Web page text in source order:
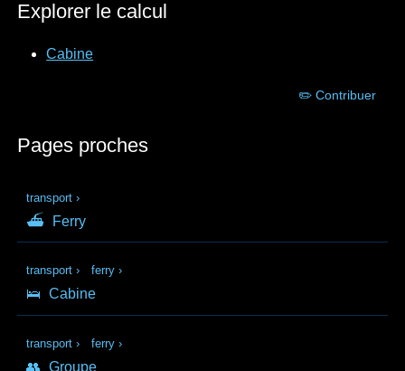
Explorer le calcul
Cabine
✏️ Contribuer
Pages proches
transport ›
⛴ Ferry
transport › ferry ›
🛌 Cabine
transport › ferry ›
👥 Groupe